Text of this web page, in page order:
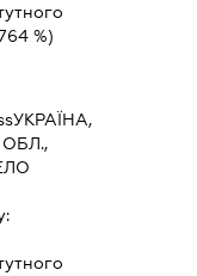
%)
УКРАЇНА,